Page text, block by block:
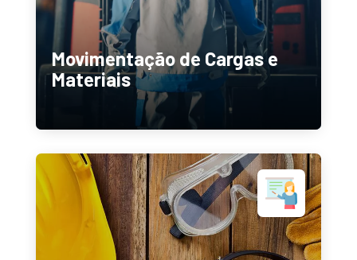
Movimentação de Cargas e
Materiais